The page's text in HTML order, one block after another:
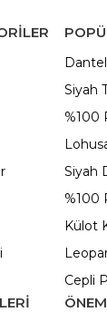
Siyah
%100
Siyah
%100
Külot
Cepli